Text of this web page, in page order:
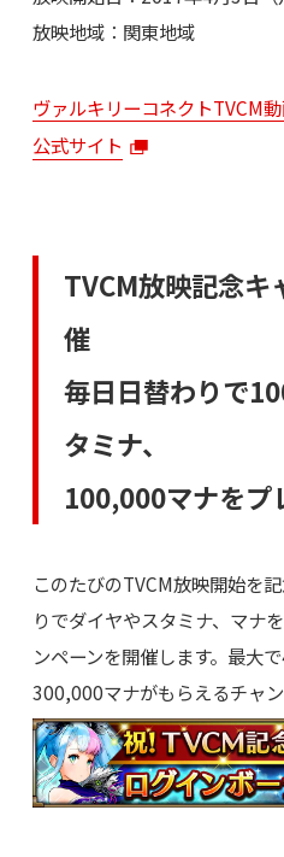
放映地域：関東地域
ヴァルキリーコネクトTVCM
公式サイト
TVCM放映記念キ
催
毎日日替わりで
タミナ、
100,000マナをプ
このたびのTVCM放映開始を
りでダイヤやスタミナ、マナ
ンペーンを開催します。最大
300,000マナがもらえるチャ